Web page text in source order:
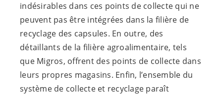
indésirables dans ces points de collecte qui ne
peuvent pas être intégrées dans la filière de
recyclage des capsules. En outre, des
détaillants de la filière agroalimentaire, tels
que Migros, offrent des points de collecte dans
leurs propres magasins. Enfin, l’ensemble du
système de collecte et recyclage paraît